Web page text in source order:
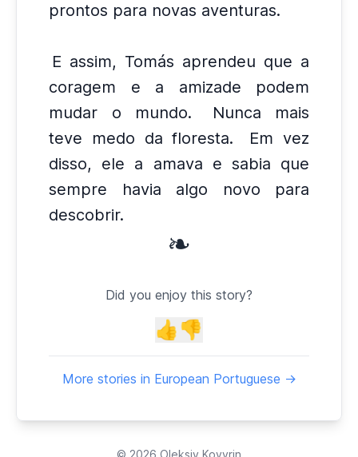
prontos para novas aventuras.
E assim, Tomás aprendeu que a
coragem e a amizade podem
mudar o mundo.
Nunca mais
teve medo da floresta.
Em vez
disso, ele a amava e sabia que
sempre havia algo novo para
descobrir.
❧
Did you enjoy this story?
👍👎
More stories in European Portuguese →
© 2026 Oleksiy Kovyrin